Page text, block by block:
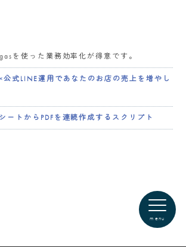
menu
を使った業務効率化が得意です。
式LINE運用であなたのお店の売上を増やし
ートからPDFを連続作成するスクリプト